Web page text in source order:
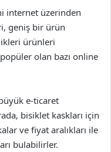
internet üzerinden
geniş bir ürün
ürünleri
popüler olan bazı online
e-ticaret
bisiklet kaskları için
ve fiyat aralıkları ile
bulabilirler.